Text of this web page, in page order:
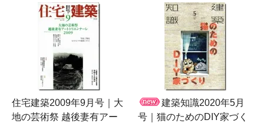
住宅建築2009年9月号｜大
地の芸術祭 越後妻有アー
建築知識2020年5月
号｜猫のためのDIY家づく